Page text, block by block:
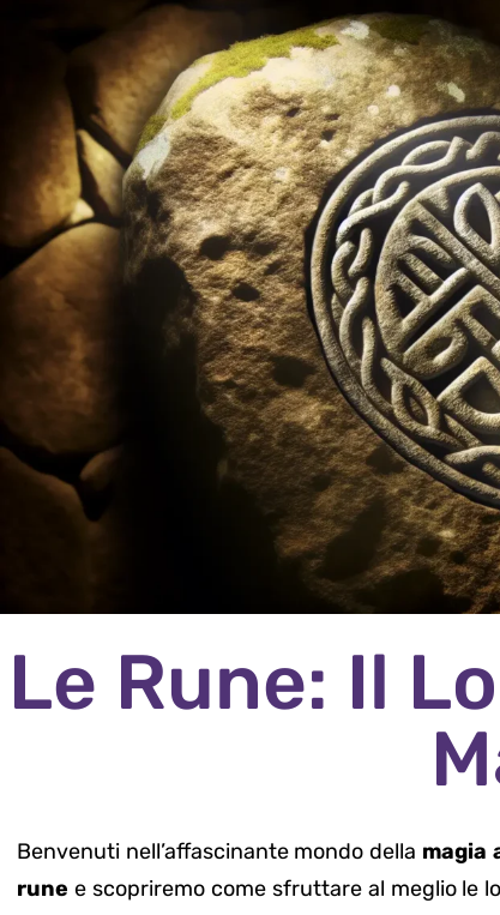
Le Rune: Il
Benvenuti nell’affascinante mondo della magia
rune e scopriremo come sfruttare al meglio le